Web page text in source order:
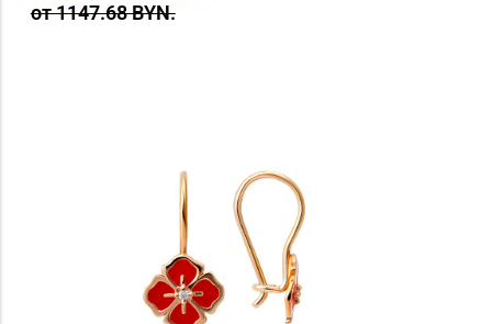
от 1147.68 BYN.